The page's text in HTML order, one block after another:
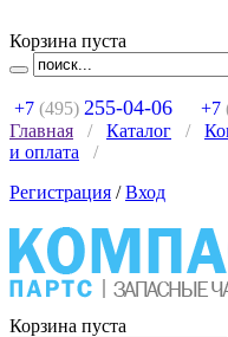
Корзина пуста
+7 (495) 255-04-06 +7
Главная / Каталог /
и оплата
/
Регистрация /Вход
Корзина пуста